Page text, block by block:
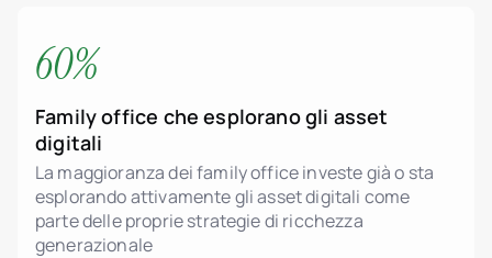
60%
Family office che esplorano gli asset
digitali
La maggioranza dei family office investe già o sta
esplorando attivamente gli asset digitali come
parte delle proprie strategie di ricchezza
generazionale